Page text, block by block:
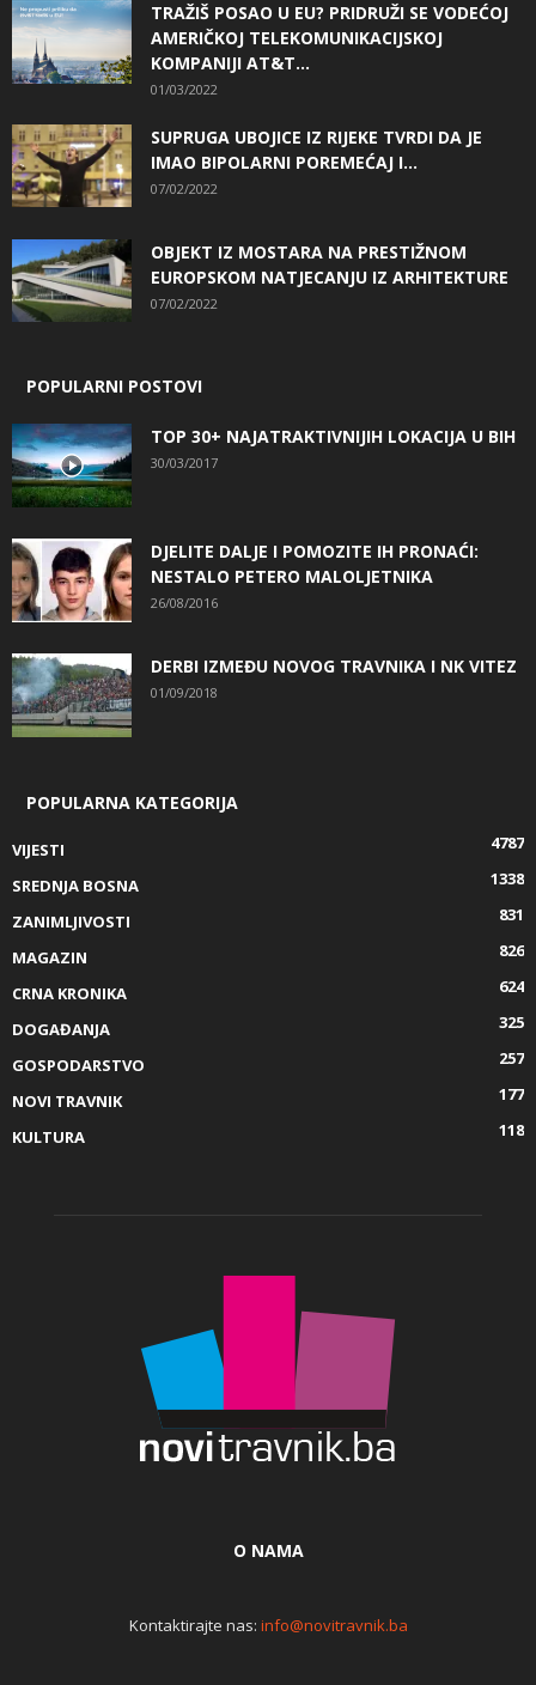
TRAŽIŠ POSAO U EU? PRIDRUŽI SE VODEĆOJ
AMERIČKOJ TELEKOMUNIKACIJSKOJ
KOMPANIJI AT&T...
01/03/2022
SUPRUGA UBOJICE IZ RIJEKE TVRDI DA JE
IMAO BIPOLARNI POREMEĆAJ I...
07/02/2022
OBJEKT IZ MOSTARA NA PRESTIŽNOM
EUROPSKOM NATJECANJU IZ ARHITEKTURE
07/02/2022
POPULARNI POSTOVI
TOP 30+ NAJATRAKTIVNIJIH LOKACIJA U BIH
30/03/2017
DJELITE DALJE I POMOZITE IH PRONAĆI:
NESTALO PETERO MALOLJETNIKA
26/08/2016
DERBI IZMEĐU NOVOG TRAVNIKA I NK VITEZ
01/09/2018
POPULARNA KATEGORIJA
VIJESTI
4787
SREDNJA BOSNA
1338
ZANIMLJIVOSTI
831
MAGAZIN
826
CRNA KRONIKA
624
DOGAĐANJA
325
GOSPODARSTVO
257
NOVI TRAVNIK
177
KULTURA
118
O NAMA
Kontaktirajte nas: info@novitravnik.ba